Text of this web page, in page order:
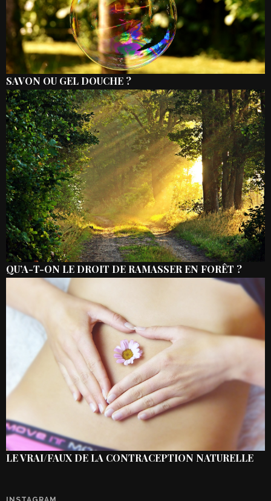
SAVON OU GEL DOUCHE ?
QU’A-T-ON LE DROIT DE RAMASSER EN FORÊT ?
LE VRAI/FAUX DE LA CONTRACEPTION NATURELLE